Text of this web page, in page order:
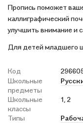
Пропись поможет
каллиграфический
улучшить внимание и
Для детей младшего
Код
Школьные
предметы
Школьные
классы
1, 2
Типы